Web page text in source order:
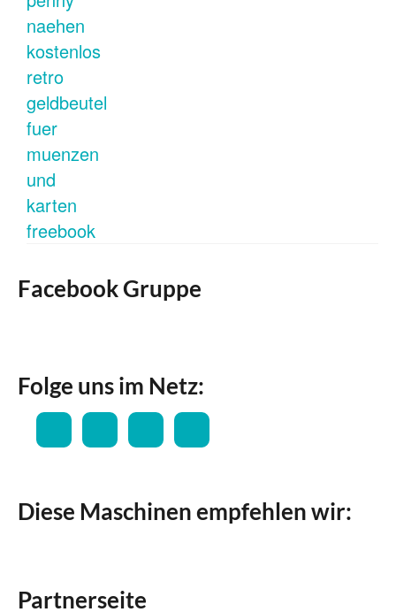
Facebook Gruppe
Folge uns im Netz:
Diese Maschinen empfehlen wir:
Partnerseite